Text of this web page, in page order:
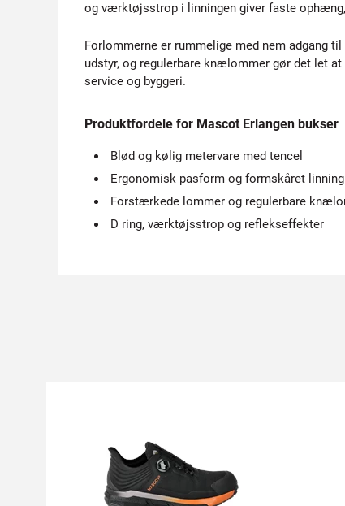
og værktøjsstrop i linningen giver faste
Forlommerne er rummelige med nem adgang
udstyr, og regulerbare knælommer gør det let
service og byggeri.
Produktfordele for Mascot Erlangen bukser
Blød og kølig metervare med tencel
Ergonomisk pasform og formskåret linning
Forstærkede lommer og regulerbare
D ring, værktøjsstrop og reflekseffekter